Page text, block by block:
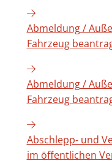
Abmeldung /
Fahrzeug
Abmeldung /
Fahrzeug
Abschlepp- und
im öffentlichen